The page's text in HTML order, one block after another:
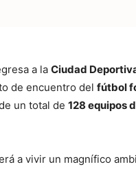
a la Ciudad
de encuentro del fútbol
un total de 128 equipos
a vivir un magnífico